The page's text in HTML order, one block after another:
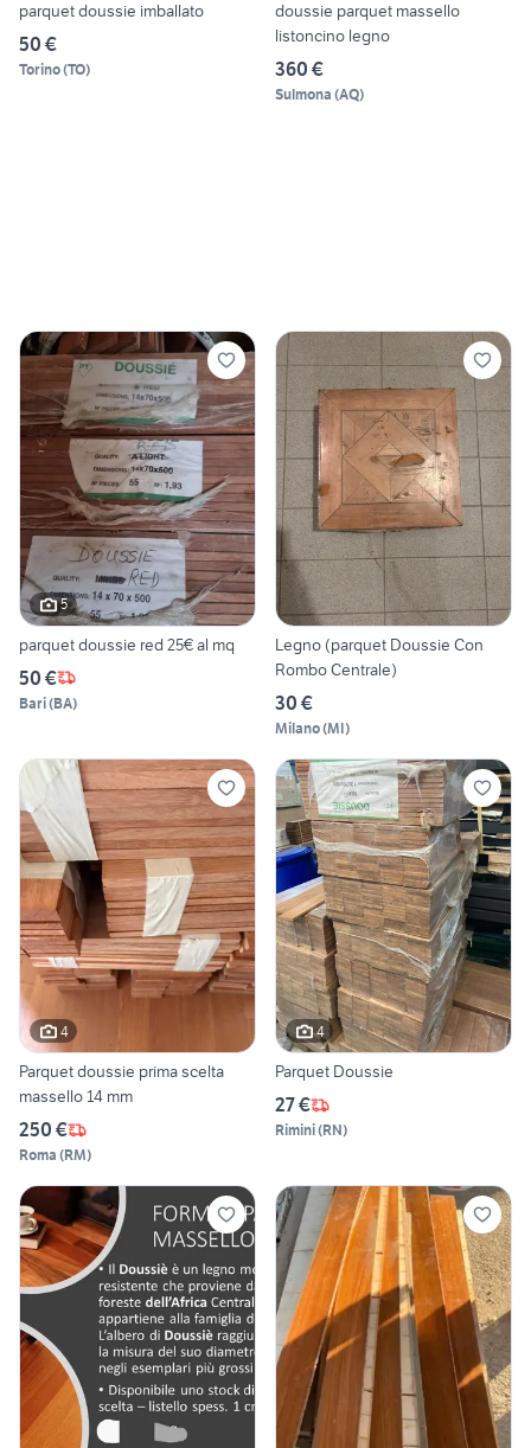
parquet doussie imballato
50 €
Torino(TO)
doussie parquet massello
listoncino legno
360 €
Sulmona (AQ)
5
parquet doussie red 25€ al mq
50 €
Bari(BA)
Legno (parquet Doussie Con
Rombo Centrale)
30 €
Milano(MI)
4
Parquet doussie prima scelta
massello 14 mm
250 €
Roma (RM)
4
Parquet Doussie
27 €
Rimini(RN)